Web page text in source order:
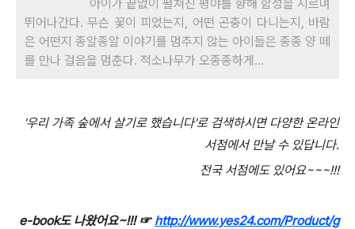
아이가 끝없이 펼쳐진 평야를 향해 함성을 지르며
뛰어나간다. 무슨 꽃이 피었는지, 어떤 곤충이 다니는지, 바람
은 어떤지 종알종알 이야기를 멈추지 않는 아이들은 종종 양 떼
를 만나 걸음을 멈춘다. 적소나무가 오종종하게...
'우리 가족 숲에서 살기로 했습니다'로 검색하시면 다양한 온라인
서점에서 만날 수 있답니다.
전국 서점에도 있어요~~~!!!
e-book도 나왔어요~!!! ☞ http://www.yes24.com/Product/g